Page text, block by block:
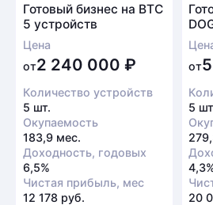
Заполните форму и мы
ближайшее время
Заказать звонок
Готовый бизнес на BTC
5 устройств
Цена
от2 240 000 ₽
Количество устройств
5 шт.
Окупаемость
183,9 мес.
Доходность, годовых
6,5%
Чистая прибыль, мес
12 178 руб.
от
5
20